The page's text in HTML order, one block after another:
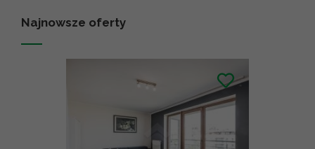
Najnowsze oferty